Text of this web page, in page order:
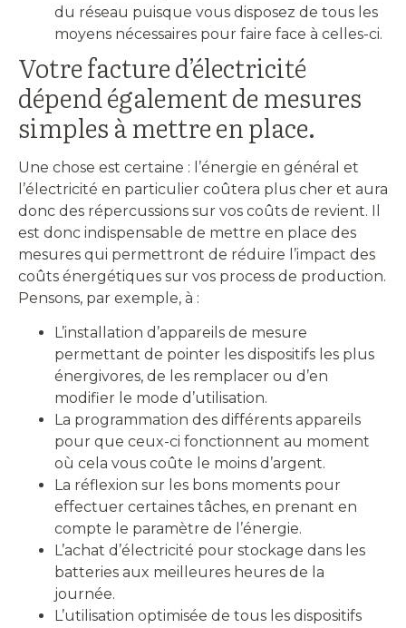
du réseau puisque vous disposez de tous les
moyens nécessaires pour faire face à celles-ci.
Votre facture d’électricité
dépend également de mesures
simples à mettre en place.
Une chose est certaine : l’énergie en général et
l’électricité en particulier coûtera plus cher et aura
donc des répercussions sur vos coûts de revient. Il
est donc indispensable de mettre en place des
mesures qui permettront de réduire l’impact des
coûts énergétiques sur vos process de production.
Pensons, par exemple, à :
L’installation d’appareils de mesure
permettant de pointer les dispositifs les plus
énergivores, de les remplacer ou d’en
modifier le mode d’utilisation.
La programmation des différents appareils
pour que ceux-ci fonctionnent au moment
où cela vous coûte le moins d’argent.
La réflexion sur les bons moments pour
effectuer certaines tâches, en prenant en
compte le paramètre de l’énergie.
L’achat d’électricité pour stockage dans les
batteries aux meilleures heures de la
journée.
L’utilisation optimisée de tous les dispositifs